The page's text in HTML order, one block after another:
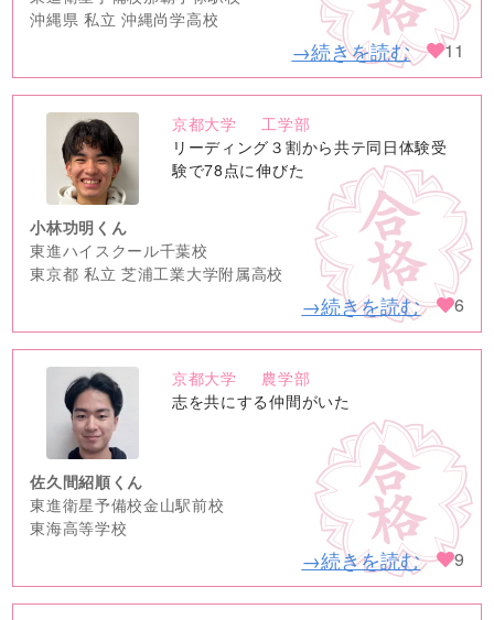
沖縄県 私立 沖縄尚学高校
→続きを読む 11
no
image
京都大学
工学部
リーディング３割から共テ同日体験受
験で78点に伸びた
小林功明くん
東進ハイスクール千葉校
東京都 私立 芝浦工業大学附属高校
→続きを読む 6
no
image
京都大学
農学部
志を共にする仲間がいた
佐久間紹順くん
東進衛星予備校金山駅前校
東海高等学校
→続きを読む 9